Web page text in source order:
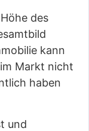
des
kann
Markt nicht
haben
und